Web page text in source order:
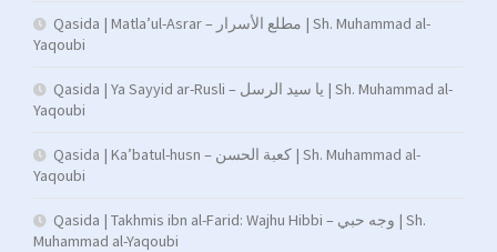
Qasida | Matla’ul-Asrar – مطلع الأسرار | Sh. Muhammad al-
Yaqoubi
Qasida | Ya Sayyid ar-Rusli – يا سيد الرسل | Sh. Muhammad al-
Yaqoubi
Qasida | Ka’batul-husn – كعبة الحسن | Sh. Muhammad al-
Yaqoubi
Qasida | Takhmis ibn al-Farid: Wajhu Hibbi – وجه حبي | Sh.
Muhammad al-Yaqoubi